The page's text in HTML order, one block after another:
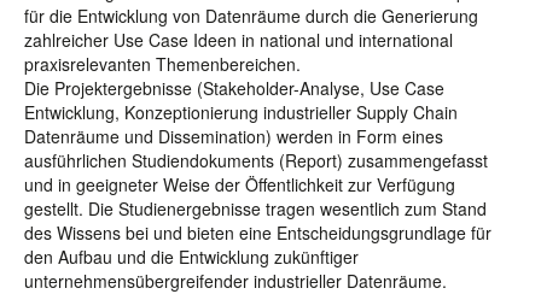
für die Entwicklung von Datenräume durch die Generierung
zahlreicher Use Case Ideen in national und international
praxisrelevanten Themenbereichen.
Die Projektergebnisse (Stakeholder-Analyse, Use Case
Entwicklung, Konzeptionierung industrieller Supply Chain
Datenräume und Dissemination) werden in Form eines
ausführlichen Studiendokuments (Report) zusammengefasst
und in geeigneter Weise der Öffentlichkeit zur Verfügung
gestellt. Die Studienergebnisse tragen wesentlich zum Stand
des Wissens bei und bieten eine Entscheidungsgrundlage für
den Aufbau und die Entwicklung zukünftiger
unternehmensübergreifender industrieller Datenräume.